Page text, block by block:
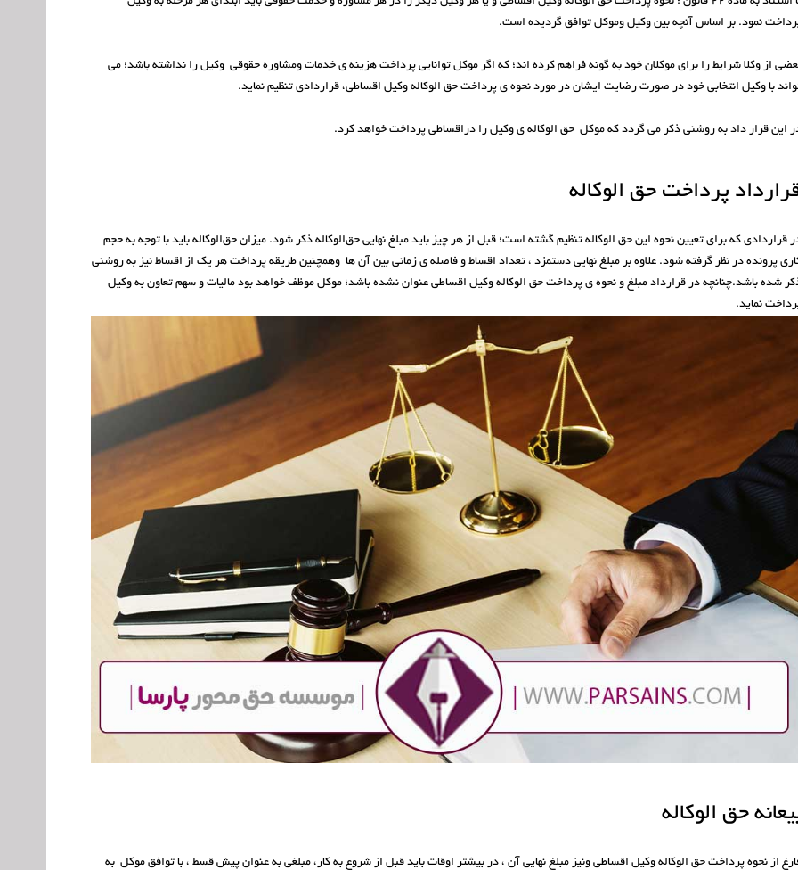
نمود. بر اساس آنچه بین وکیل وموکل توافق گردیده است.
از وکلا شرایط را برای موکلان خود به گونه فراهم کرده اند؛ که اگر موکل توانایی پرداخت هزینه ی خدمات ومشاوره حقوقی وکیل را نداشته باشد؛ می
با وکیل انتخابی خود در صورت رضایت ایشان در مورد نحوه ی پرداخت حق الوکاله وکیل اقساطی، قراردادی تنظیم نماید.
این قرار داد به روشنی ذکر می گردد که موکل حق الوکاله ی وکیل را دراقساطی پرداخت خواهد کرد.
پرداخت حق الوکاله
قراردادی که برای تعیین نحوه این حق الوکاله تنظیم گشته است؛ قبل از هر چیز باید مبلغ نهایی حق‌الوکاله ذکر شود. میزان حق‌الوکاله باید با توجه به حجم
پرونده در نظر گرفته شود. علاوه بر مبلغ نهایی دستمزد ، تعداد اقساط و فاصله ی زمانی بین آن ها وهمچنین طریقه پرداخت هر یک از اقساط نیز به روشنی
شده باشد.چنانچه در قرارداد مبلغ و نحوه ی پرداخت حق الوکاله وکیل اقساطی عنوان نشده باشد؛ موکل موظف خواهد بود مالیات و سهم تعاون به وکیل
نماید.
حق الوکاله
از نحوه پرداخت حق الوکاله وکیل اقساطی ونیز مبلغ نهایی آن ، در بیشتر اوقات باید قبل از شروع به کار، مبلغی به عنوان پیش قسط ، با توافق موکل به